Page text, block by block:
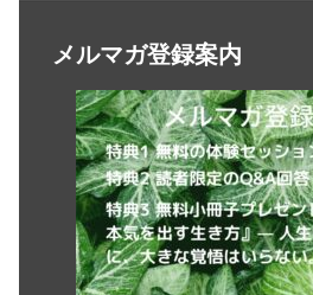
メルマガ登録案内